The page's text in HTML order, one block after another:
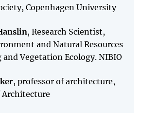
Copenhagen University
, Research Scientist,
and Natural Resources
Vegetation Ecology. NIBIO
, professor of architecture,
Architecture